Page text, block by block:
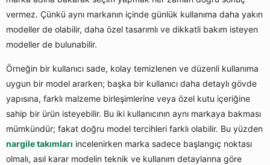
vermez. Çünkü aynı markanın içinde günlük kullanıma daha yakın
modeller de olabilir, daha özel tasarımlı ve dikkatli bakım isteyen
modeller de bulunabilir.
Örneğin bir kullanıcı sade, kolay temizlenen ve düzenli kullanıma
uygun bir model ararken; başka bir kullanıcı daha detaylı gövde
yapısına, farklı malzeme birleşimlerine veya özel kutu içeriğine
sahip bir ürün isteyebilir. Bu iki kullanıcının aynı markaya bakması
mümkündür; fakat doğru model tercihleri farklı olabilir. Bu yüzden
nargile takımları incelenirken marka sadece başlangıç noktası
olmalı, asıl karar modelin teknik ve kullanım detaylarına göre